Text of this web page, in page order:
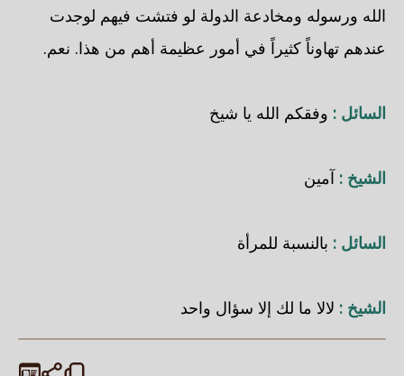
الله ورسوله ومخادعة الدولة لو فتشت فيهم لوجدت
عندهم تهاوناً كثيراً في أمور عظيمة أهم من هذا. نعم.
السائل : وفقكم الله يا شيخ
الشيخ : آمين
السائل : بالنسبة للمرأة
الشيخ : لالا ما لك إلا سؤال واحد